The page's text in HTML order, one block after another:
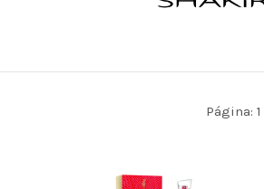
Página: 1